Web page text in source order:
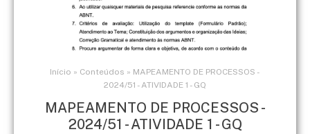
Início » Conteúdos » MAPEAMENTO DE PROCESSOS -
2024/51 - ATIVIDADE 1 - GQ
MAPEAMENTO DE PROCESSOS -
2024/51 - ATIVIDADE 1 - GQ